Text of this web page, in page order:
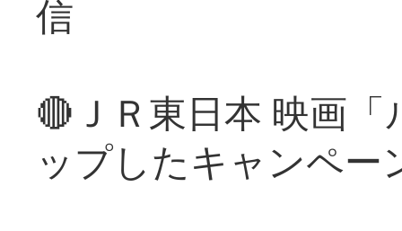
信
🔴ＪＲ東日本 映画
ップしたキャンペー